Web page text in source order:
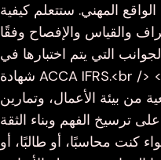
المهني. ستتعلم كيفية
والقياس والإفصاح وفقًا
التي يتم اختبارها في
شهادة ACCA IFRS.<br /> <br /> يمتاز البرنامج بأسلوب
بيئة الأعمال، وتمارين
ترسيخ الفهم وبناء الثقة
كنت محاسبًا، أو طالبًا، أو